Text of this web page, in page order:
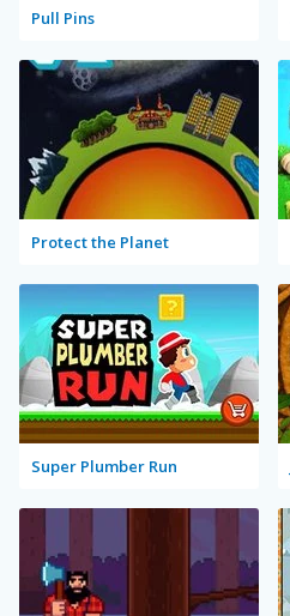
Pull Pins
Protect the Planet
Super Plumber Run